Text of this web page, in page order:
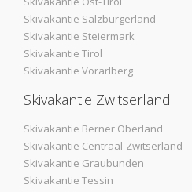
Skivakantie Salzburgerland
Skivakantie Steiermark
Skivakantie Tirol
Skivakantie Vorarlberg
Skivakantie Zwitserland
Skivakantie Berner Oberland
Skivakantie Centraal-Zwitserland
Skivakantie Graubunden
Skivakantie Tessin